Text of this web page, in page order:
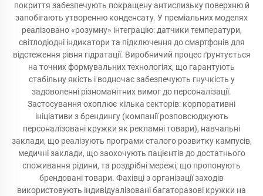
покриття забезпечують покращену антислизьку поверхню й
запобігають утворенню конденсату. У преміальних моделях
реалізовано «розумну» інтеграцію: датчики температури,
світлодіодні індикатори та підключення до смартфонів для
відстеження рівня гідратації. Виробничий процес ґрунтується
на точних формувальних технологіях, що гарантують
стабільну якість і водночас забезпечують гнучкість у
задоволенні різноманітних вимог до персоналізації.
Застосування охоплює кілька секторів: корпоративні
ініціативи з брендингу (компанії розповсюджують
персоналізовані кружки як рекламні товари), навчальні
заклади, що реалізують програми сталого розвитку кампусів,
медичні заклади, що заохочують пацієнтів до достатнього
споживання рідини, та роздрібні мережі, що пропонують
брендовані товари. Фахівці з організації заходів
використовують індивідуалізовані багаторазові кружки на